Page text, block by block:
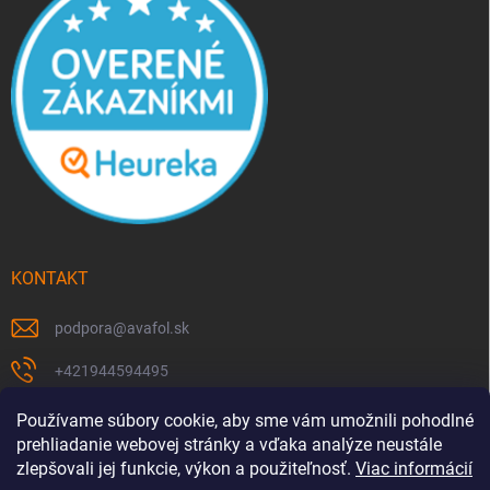
Používame súbory cookie, aby sme vám umožnili pohodlné
prehliadanie webovej stránky a vďaka analýze neustále
zlepšovali jej funkcie, výkon a použiteľnosť. Viac informácií
KONTAKT
podpora@avafol.sk
+421944594495
https://www.facebook.com/p/avafolsk-100091961793102/
avafol.sk/